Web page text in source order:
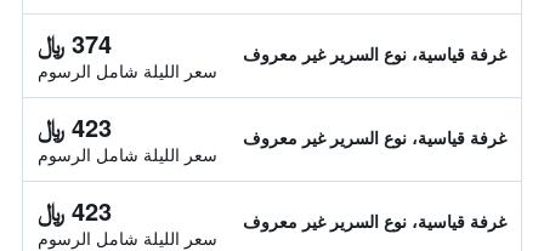
غرفة قياسية، نوع السرير غير معروف 374 ﷼
سعر الليلة شامل الرسوم
غرفة قياسية، نوع السرير غير معروف 423 ﷼
سعر الليلة شامل الرسوم
غرفة قياسية، نوع السرير غير معروف 423 ﷼
سعر الليلة شامل الرسوم